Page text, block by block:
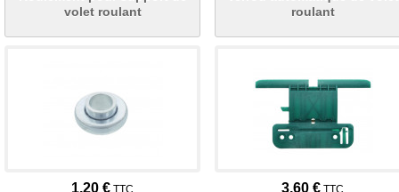
volet roulant
1,20 € TTC
roulant
3,60 € TTC